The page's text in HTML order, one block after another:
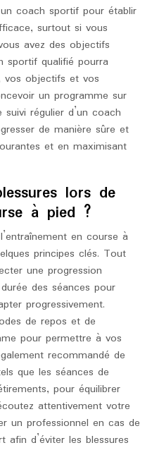
coach sportif pour établir
surtout si vous
avez des objectifs
sportif qualifié pourra
vos objectifs et vos
un programme sur
régulier d’un coach
de manière sûre et
et en maximisant
lors de
à pied ?
en course à
principes clés. Tout
une progression
des séances pour
progressivement.
de repos et de
pour permettre à vos
recommandé de
que les séances de
pour équilibrer
attentivement votre
un professionnel en cas de
afin d’éviter les blessures